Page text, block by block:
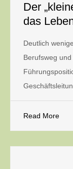
Der
das
Deutlich
Berufsweg
Read More